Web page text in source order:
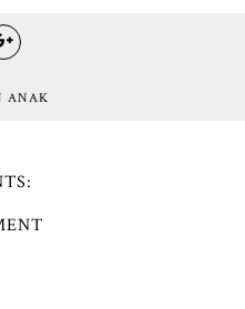
ANAK